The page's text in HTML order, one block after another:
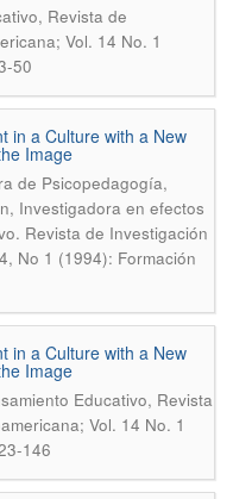
Revista de
Vol. 14 No. 1
50
in a Culture with a New
Image
de Psicopedagogía,
Investigadora en efectos
Revista de Investigación
No 1 (1994): Formación
in a Culture with a New
Image
Educativo, Revista
Vol. 14 No. 1
146